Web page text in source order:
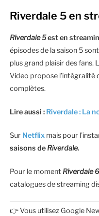
Riverdale 5 en
Riverdale 5est en
épisodes de la saison 5
plus grand plaisir des fans.
Video propose l’intégralité
complètes.
Lire aussi : Riverdale : La
Sur Netflix mais pour
saisons de Riverdale.
Pour le moment Riverdale 6
catalogues de streaming
👉 Vous utilisez Google